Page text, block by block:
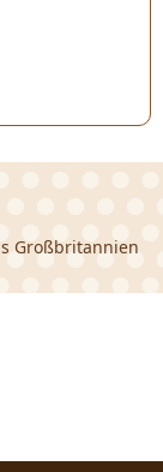
Großbritannien